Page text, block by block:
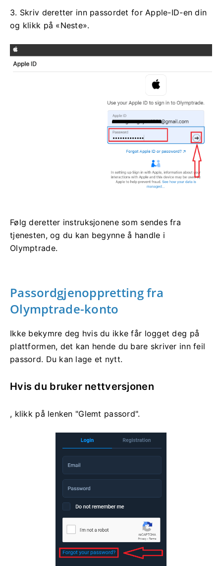
3. Skriv deretter inn passordet for Apple-ID-en din
og klikk på «Neste».
Følg deretter instruksjonene som sendes fra
tjenesten, og du kan begynne å handle i
Olymptrade.
Passordgjenoppretting fra
Olymptrade-konto
Ikke bekymre deg hvis du ikke får logget deg på
plattformen, det kan hende du bare skriver inn feil
passord. Du kan lage et nytt.
Hvis du bruker nettversjonen
, klikk på lenken "Glemt passord".